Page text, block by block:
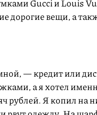
Gucci и Louis
дорогие вещи, а
— кредит или
а я хотел
рублей. Я копил на